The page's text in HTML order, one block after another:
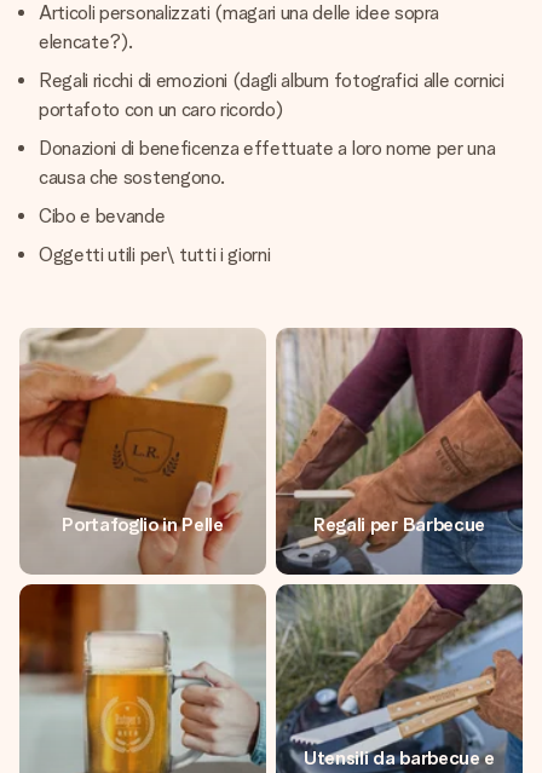
Articoli personalizzati (magari una delle idee sopra
elencate?).
Regali ricchi di emozioni (dagli album fotografici alle cornici
portafoto con un caro ricordo)
Donazioni di beneficenza effettuate a loro nome per una
causa che sostengono.
Cibo e bevande
Oggetti utili per\ tutti i giorni
Portafoglio in Pelle Regali per Barbecue
Utensili da barbecue e